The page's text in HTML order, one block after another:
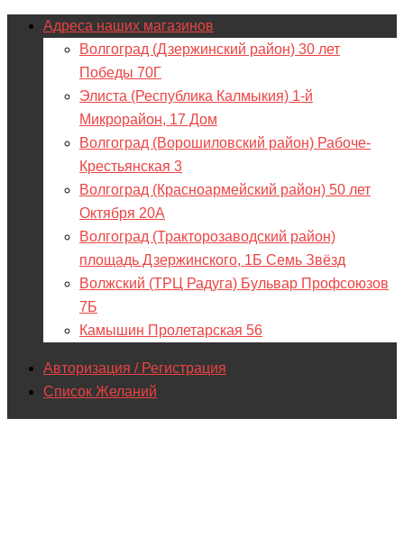
Адреса наших магазинов
Волгоград (Дзержинский район) 30 лет
Победы 70Г
Элиста (Республика Калмыкия) 1-й
Микрорайон, 17 Дом
Волгоград (Ворошиловский район) Рабоче-
Крестьянская 3
Волгоград (Красноармейский район) 50 лет
Октября 20А
Волгоград (Тракторозаводский район)
площадь Дзержинского, 1Б Семь Звёзд
Волжский (ТРЦ Радуга) Бульвар Профсоюзов
7Б
Камышин Пролетарская 56
Авторизация / Регистрация
Список Желаний